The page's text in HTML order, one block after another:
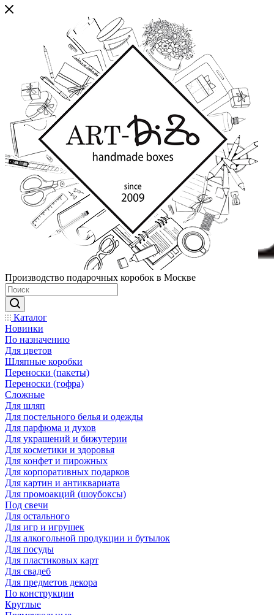
Производство подарочных коробок в Москве
Каталог
Новинки
По назначению
Для цветов
Шляпные коробки
Переноски (пакеты)
Переноски (гофра)
Сложные
Для шляп
Для постельного белья и одежды
Для парфюма и духов
Для украшений и бижутерии
Для косметики и здоровья
Для конфет и пирожных
Для корпоративных подарков
Для картин и антиквариата
Для промоакций (шоубоксы)
Под свечи
Для остального
Для игр и игрушек
Для алкогольной продукции и бутылок
Для посуды
Для пластиковых карт
Для свадеб
Для предметов декора
По конструкции
Круглые